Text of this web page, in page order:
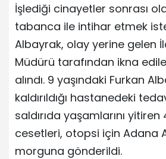
İşlediği cinayetler sonrası
tabanca ile intihar etmek
Albayrak, olay yerine gelen
Müdürü tarafından ikna
alındı. 9 yaşındaki Furkan
kaldırıldığı hastanedeki
saldırıda yaşamlarını yitiren
cesetleri, otopsi için Adana
morguna gönderildi.